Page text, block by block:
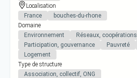
Localisation
France
bouches-du-rhone
Domaine
Environnement
Réseaux, coopérations
Participation, gouvernance
Pauvreté
Logement
Type de structure
Association, collectif, ONG